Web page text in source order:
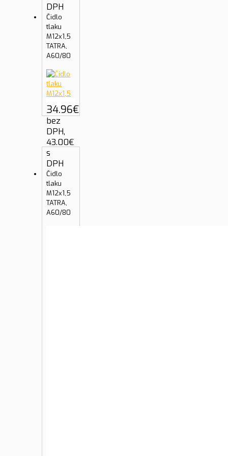
DPH
Čidlo
tlaku
M12x1,5
TATRA,
A60/80
34.96€
bez
DPH,
43.00€
s
DPH
Čidlo
tlaku
M12x1,5
TATRA,
A60/80